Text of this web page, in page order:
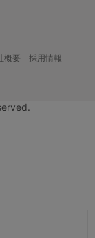
概要
採用情報